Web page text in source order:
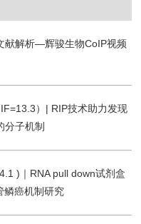
献解析—辉骏生物CoIP视频
）| RIP技术助力发现
分子机制
)｜RNA pull down试剂盒
鳞癌机制研究